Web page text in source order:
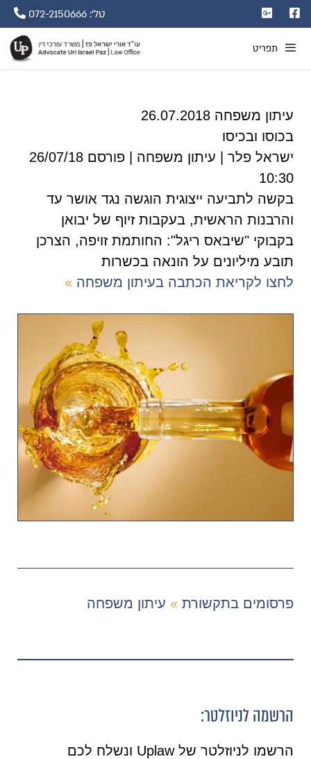
טל': 072-2150666
תפריט
עיתון משפחה 26.07.2018
בכוסו ובכיסו
ישראל פלר | עיתון משפחה | פורסם 26/07/18
10:30
בקשה לתביעה ייצוגית הוגשה נגד אושר עד
והרבנות הראשית, בעקבות זיוף של יבואן
בקבוקי "שיבאס ריגל": החותמת זויפה, הצרכן
תובע מיליונים על הונאה בכשרות
לחצו לקריאת הכתבה בעיתון משפחה »
פרסומים בתקשורת » עיתון משפחה
הרשמה לניוזלטר:
הרשמו לניוזלטר של Uplaw ונשלח לכם